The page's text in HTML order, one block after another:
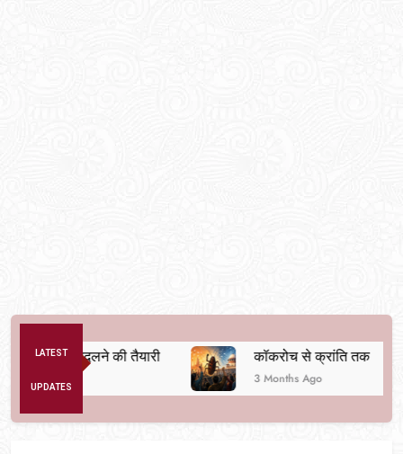
LATEST
UPDATES
बदलने की तैयारी कॉकरोच से क्रांति तक
3 Months Ago